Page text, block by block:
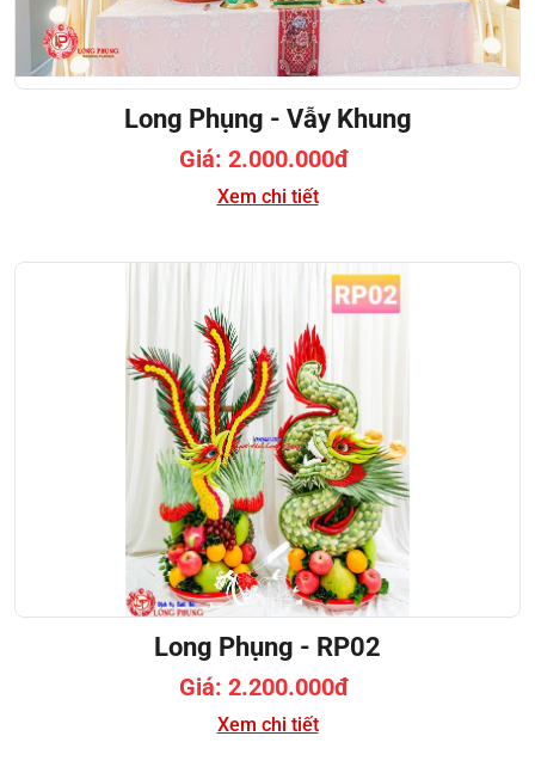
Long Phụng - Vẫy Khung
Giá: 2.000.000đ
Xem chi tiết
Long Phụng - RP02
Giá: 2.200.000đ
Xem chi tiết